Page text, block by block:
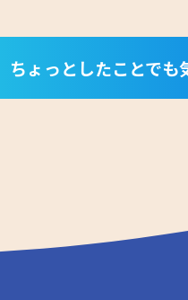
ちょっとしたことでも